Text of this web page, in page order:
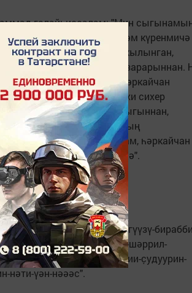
галәйһиссәләм: "Мин
Аның күренеп һәм күренмичә
зарарларыннан. Бар кылынган,
нинди булса да зарарыннан.
сыгынамын, һәркайчан
җир өстен капласа. Дәхи сихер
сихерче хатыннар явызлыгыннан,
Һәм көнче дошманның
зарарларыннан сыгынам, һәркайчан
зарар тидерергә теләсә".
китабыннан алынды).
ррахииим. Куль-әгүүзү-
Иләәhин-нәәәс. Миң-шәррил-
Әлләзии-йүүәсвисү-фии-с̣удуурин-
нәти-үән-нәәәс".